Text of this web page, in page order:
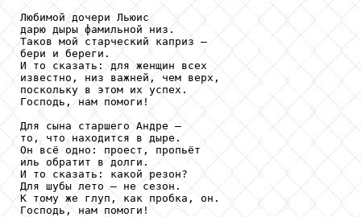
Любимой дочери Льюис
дарю дыры фамильной низ.
Таков мой старческий каприз —
бери и береги.
И то сказать: для женщин всех
известно, низ важней, чем верх,
поскольку в этом их успех.
Господь, нам помоги!
Для сына старшего Андре —
то, что находится в дыре.
Он всё одно: проест, пропьёт
иль обратит в долги.
И то сказать: какой резон?
Для шубы лето — не сезон.
К тому же глуп, как пробка, он.
Господь, нам помоги!